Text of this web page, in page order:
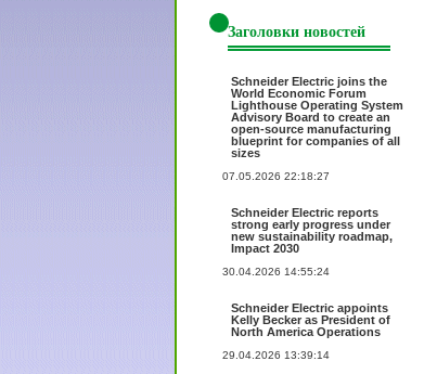
Заголовки новостей
Schneider Electric joins the
World Economic Forum
Lighthouse Operating System
Advisory Board to create an
open-source manufacturing
blueprint for companies of all
sizes
07.05.2026 22:18:27
Schneider Electric reports
strong early progress under
new sustainability roadmap,
Impact 2030
30.04.2026 14:55:24
Schneider Electric appoints
Kelly Becker as President of
North America Operations
29.04.2026 13:39:14